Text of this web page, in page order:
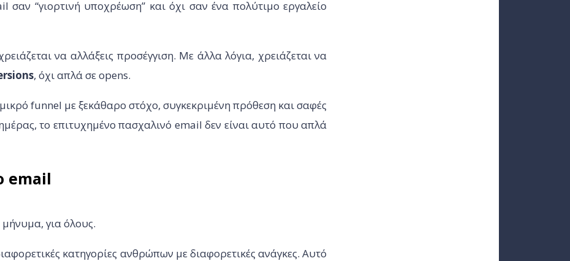
σαν “γιορτινή υποχρέωση” και όχι σαν ένα πολύτιμο εργαλείο
να αλλάξεις προσέγγιση. Με άλλα λόγια, χρειάζεται να
, όχι απλά σε opens.
funnel με ξεκάθαρο στόχο, συγκεκριμένη πρόθεση και σαφές
το επιτυχημένο πασχαλινό email δεν είναι αυτό που απλά
email
μήνυμα, για όλους.
κατηγορίες ανθρώπων με διαφορετικές ανάγκες. Αυτό